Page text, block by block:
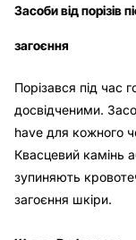
Засоби від порізів
загоєння
Порізався під час
досвідченими.
have для кожного
Квасцевий камінь
зупиняють
загоєння шкіри.